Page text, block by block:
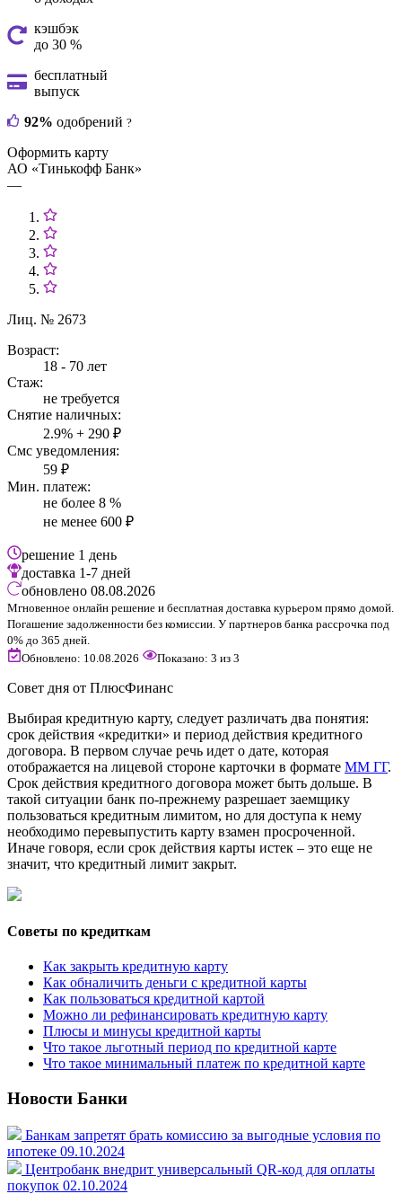
кэшбэк
до 30 %
бесплатный
выпуск
92% одобрений ?
Оформить карту
АО «Тинькофф Банк»
—
Лиц. № 2673
Возраст:
18 - 70 лет
Стаж:
не требуется
Снятие наличных:
2.9% + 290 ₽
Смс уведомления:
59 ₽
Мин. платеж:
не более 8 %
не менее 600 ₽
решение 1 день
доставка 1-7 дней
обновлено 08.08.2026
Мгновенное онлайн решение и бесплатная доставка курьером прямо домой.
Погашение задолженности без комиссии. У партнеров банка рассрочка под
0% до 365 дней.
Обновлено: 10.08.2026
Показано: 3 из 3
Совет дня от ПлюсФинанс
Выбирая кредитную карту, следует различать два понятия:
срок действия «кредитки» и период действия кредитного
договора. В первом случае речь идет о дате, которая
отображается на лицевой стороне карточки в формате ММ ГГ.
Срок действия кредитного договора может быть дольше. В
такой ситуации банк по-прежнему разрешает заемщику
пользоваться кредитным лимитом, но для доступа к нему
необходимо перевыпустить карту взамен просроченной.
Иначе говоря, если срок действия карты истек – это еще не
значит, что кредитный лимит закрыт.
Советы по кредиткам
Как закрыть кредитную карту
Как обналичить деньги с кредитной карты
Как пользоваться кредитной картой
Можно ли рефинансировать кредитную карту
Плюсы и минусы кредитной карты
Что такое льготный период по кредитной карте
Что такое минимальный платеж по кредитной карте
Новости Банки
Банкам запретят брать комиссию за выгодные условия по
ипотеке 09.10.2024
Центробанк внедрит универсальный QR-код для оплаты
покупок 02.10.2024